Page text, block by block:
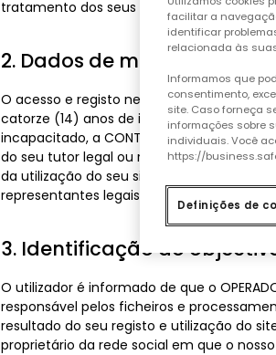
tratamento dos seus dados pessoais em
2. Dados de menores e de
O acesso e registo nesta rede social é
catorze (14) anos de idade estão
incapacitado, a CONTROLLER informa-o
do seu tutor legal ou representante legal.
da utilização do seu site oficial por
representantes legais.
3. Identificação do
O utilizador é informado de que o
responsável pelos ficheiros e
resultado do seu registo e utilização do
proprietário da rede social em que o
facilitar a
identificar
relacionada às
Informamos que
consentimento,
site. Caso forneça
informações sobre
individuais. Você
https://
Definições de